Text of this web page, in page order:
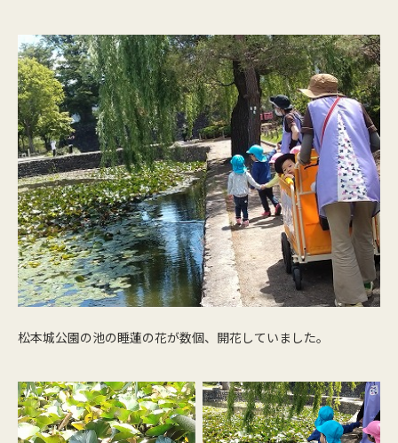
松本城公園の池の睡蓮の花が数個、開花していました。